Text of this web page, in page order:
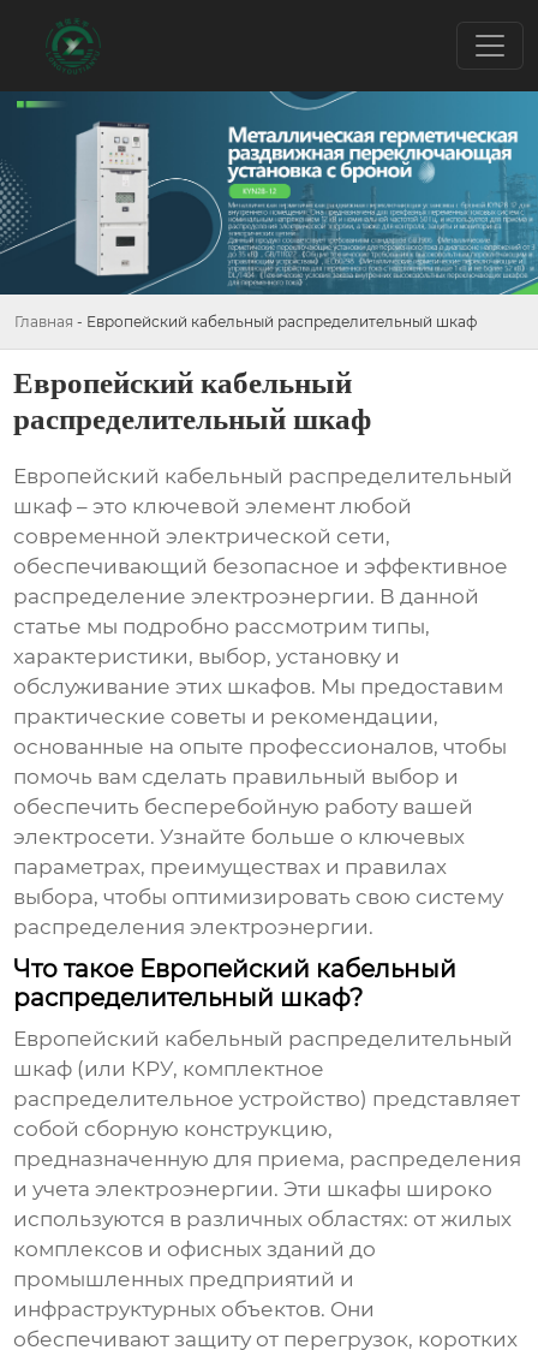
Главная - Европейский кабельный распределительный шкаф
Европейский кабельный
распределительный шкаф
Европейский кабельный распределительный
шкаф – это ключевой элемент любой
современной электрической сети,
обеспечивающий безопасное и эффективное
распределение электроэнергии. В данной
статье мы подробно рассмотрим типы,
характеристики, выбор, установку и
обслуживание этих шкафов. Мы предоставим
практические советы и рекомендации,
основанные на опыте профессионалов, чтобы
помочь вам сделать правильный выбор и
обеспечить бесперебойную работу вашей
электросети. Узнайте больше о ключевых
параметрах, преимуществах и правилах
выбора, чтобы оптимизировать свою систему
распределения электроэнергии.
Что такое Европейский кабельный
распределительный шкаф?
Европейский кабельный распределительный
шкаф (или КРУ, комплектное
распределительное устройство) представляет
собой сборную конструкцию,
предназначенную для приема, распределения
и учета электроэнергии. Эти шкафы широко
используются в различных областях: от жилых
комплексов и офисных зданий до
промышленных предприятий и
инфраструктурных объектов. Они
обеспечивают защиту от перегрузок, коротких